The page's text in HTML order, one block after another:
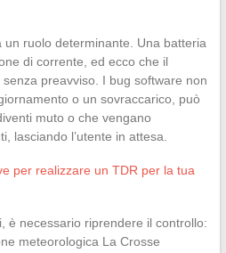
un ruolo determinante. Una batteria
di corrente, ed ecco che il
preavviso. I bug software non
o un sovraccarico, può
muto o che vengano
lasciando l’utente in attesa.
per realizzare un TDR per la tua
è necessario riprendere il controllo:
meteorologica La Crosse